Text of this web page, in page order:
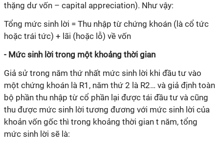
thặng dư vốn – capital appreciation). Như vậy:
Tổng mức sinh lời = Thu nhập từ chứng khoán (là cổ tức
hoặc trái tức) + lãi (hoặc lỗ) về vốn
- Mức sinh lời trong một khoảng thời gian
Giả sử trong năm thứ nhất mức sinh lời khi đầu tư vào
một chứng khoán là R1, năm thứ 2 là R2… và giả định toàn
bộ phần thu nhập từ cổ phần lại được tái đầu tư và cũng
thu được mức sinh lời tương đương với mức sinh lời của
khoản vốn gốc thì trong khoảng thời gian t năm, tổng
mức sinh lời sẽ là: